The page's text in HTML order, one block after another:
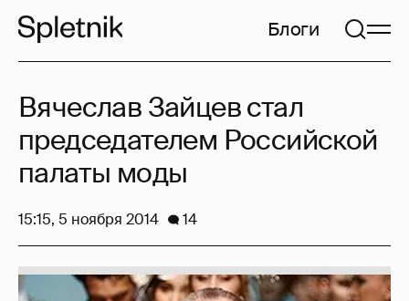
Блоги
Вячеслав Зайцев стал
председателем Российской
палаты моды
15:15, 5 ноября 2014 14